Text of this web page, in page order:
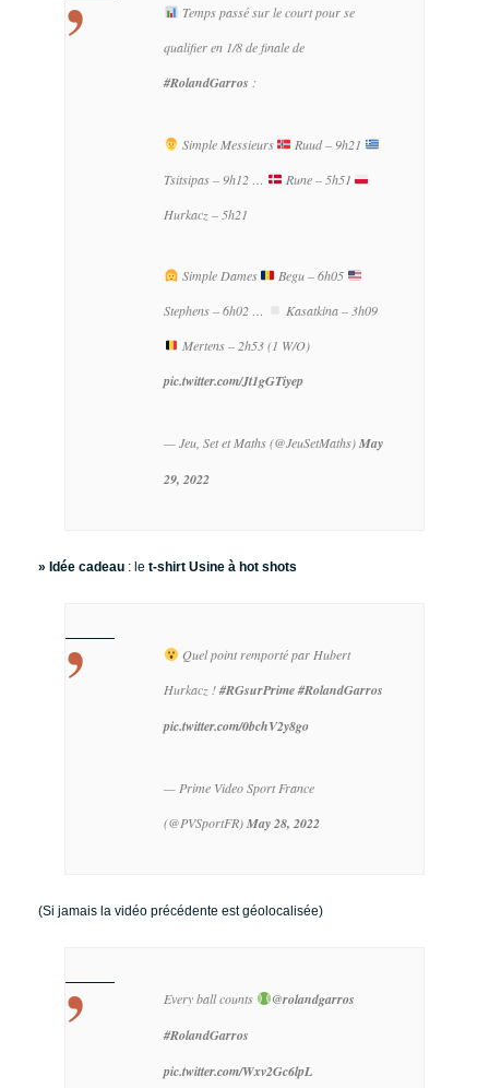
Temps passé sur le court pour se
qualifier en 1/8 de finale de
#RolandGarros :
Simple Messieurs
Ruud – 9h21
Tsitsipas – 9h12 …
Rune – 5h51
Hurkacz – 5h21
Simple Dames
Begu – 6h05
Stephens – 6h02 …
Kasatkina – 3h09
Mertens – 2h53 (1 W/O)
pic.twitter.com/Jt1gGTiyep
— Jeu, Set et Maths (@JeuSetMaths)May
29, 2022
» Idée cadeau : le t-shirt Usine à hot shots
Quel point remporté par Hubert
Hurkacz !#RGsurPrime#RolandGarros
pic.twitter.com/0bchV2y8go
— Prime Video Sport France
(@PVSportFR)May 28, 2022
(Si jamais la vidéo précédente est géolocalisée)
Every ball counts
@rolandgarros
#RolandGarros
pic.twitter.com/Wxv2Gc6lpL